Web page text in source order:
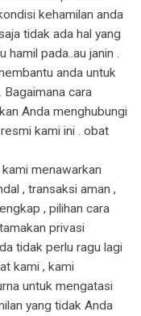
kehamilan anda
tidak ada hal yang
pada..au janin .
anda untuk
Bagaimana cara
Anda menghubungi
kami ini . obat
menawarkan
, transaksi aman ,
, pilihan cara
privasi
tidak perlu ragu lagi
kami , kami
untuk mengatasi
yang tidak Anda